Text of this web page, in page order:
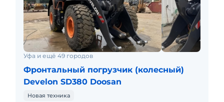
Уфа и ещё 49 городов
Фронтальный погрузчик (колесный)
Develon SD380 Doosan
Новая техника